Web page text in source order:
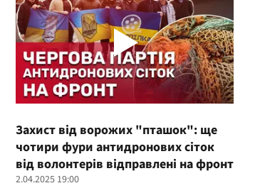
Захист від ворожих "пташок": ще
чотири фури антидронових сіток
від волонтерів відправлені на фронт
2.04.2025 19:00